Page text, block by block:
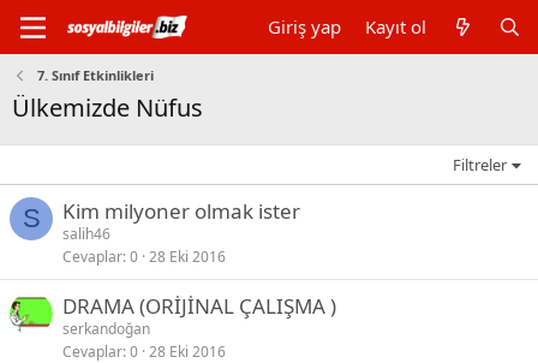
Giriş yap Kayıt ol
7. Sınıf Etkinlikleri
Ülkemizde Nüfus
Filtreler
S Kim milyoner olmak ister
salih46
Cevaplar 0 28 Eki 2016
DRAMA (ORİJİNAL ÇALIŞMA )
serkandoğan
Cevaplar 0 28 Eki 2016